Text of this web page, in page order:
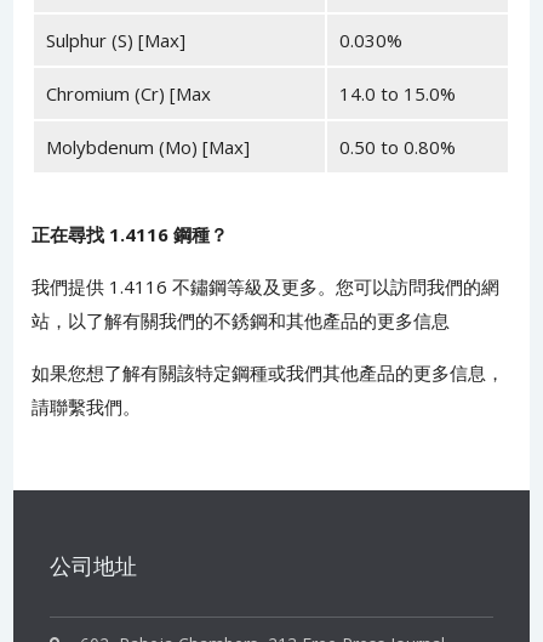
Sulphur (S) [Max] 0.030%
Chromium (Cr) [Max 14.0 to 15.0%
Molybdenum (Mo) [Max] 0.50 to 0.80%
正在尋找 1.4116鋼種？
我們提供 1.4116 不鏽鋼等級及更多。您可以訪問我們的網
站，以了解有關我們的不銹鋼和其他產品的更多信息
如果您想了解有關該特定鋼種或我們其他產品的更多信息，
請聯繫我們。
公司地址